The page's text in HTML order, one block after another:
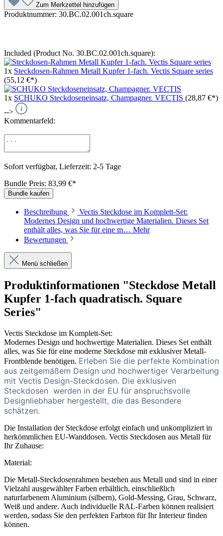
Zum Merkzettel hinzufügen
Produktnummer: 30.BC.02.001ch.square
Included (Product No. 30.BC.02.001ch.square):
1x Steckdosen-Rahmen Metall Kupfer 1-fach. Vectis Square series
(55,12 €*)
1x SCHUKO Steckdoseneinsatz, Champagner. VECTIS (28,87 €*)
-->
Kommentarfeld:
Sofort verfügbar, Lieferzeit: 2-5 Tage
Bundle Preis: 83,99 €*
Bundle kaufen
Beschreibung
Vectis Steckdose im Komplett-Set:
Modernes Design und hochwertige Materialien. Dieses Set
enthält alles, was Sie für eine m… Mehr
Bewertungen
Menü schließen
Produktinformationen "Steckdose Metall
Kupfer 1-fach quadratisch. Square
Series"
Vectis Steckdose im Komplett-Set:
Modernes Design und hochwertige Materialien. Dieses Set enthält
alles, was Sie für eine moderne Steckdose mit exklusiver Metall-
Frontblende benötigen. Erleben Sie die perfekte Kombination
aus zeitgemäßem Design und hochwertiger Verarbeitung
mit Vectis Design-Steckdosen. Die exklusiven
Steckdosen werden in der EU für anspruchsvolle
Designliebhaber hergestellt, die das Besondere
schätzen.
Die Installation der Steckdose erfolgt einfach und unkompliziert in
herkömmlichen EU-Wanddosen. Vectis Steckdosen aus Metall für
Ihr Zuhause:
Material:
Die Metall-Steckdosenrahmen bestehen aus Metall und sind in einer
Vielzahl ausgewählter Farben erhältlich, einschließlich
naturfarbenem Aluminium (silbern), Gold-Messing, Grau, Schwarz,
Weiß und andere. Auch individuelle RAL-Farben können realisiert
werden, sodass Sie den perfekten Farbton für Ihr Interieur finden
können.